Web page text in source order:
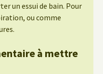
un essui de bain. Pour
ou comme
à mettre